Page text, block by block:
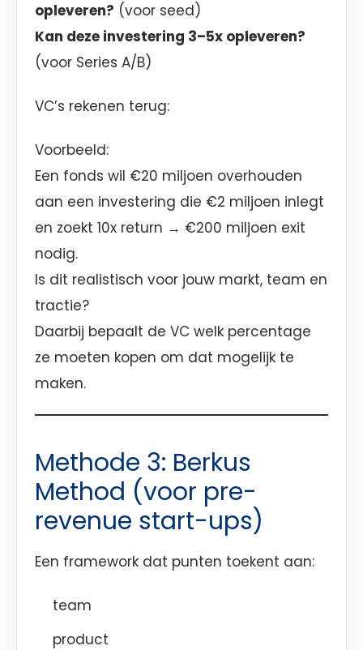
opleveren? (voor seed)
Kan deze investering 3–5x opleveren?
(voor Series A/B)
VC’s rekenen terug:
Voorbeeld:
Een fonds wil €20 miljoen overhouden
aan een investering die €2 miljoen inlegt
en zoekt 10x return → €200 miljoen exit
nodig.
Is dit realistisch voor jouw markt, team en
tractie?
Daarbij bepaalt de VC welk percentage
ze moeten kopen om dat mogelijk te
maken.
Methode 3: Berkus
Method (voor pre-
revenue start-ups)
Een framework dat punten toekent aan:
team
product